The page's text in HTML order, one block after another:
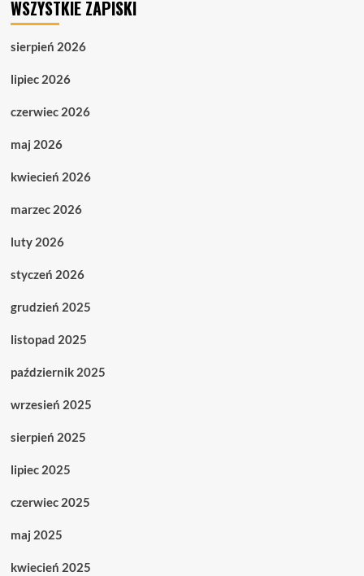
13.05.
WSZYSTKIE ZAPISKI
sierpień 2026
lipiec 2026
czerwiec 2026
maj 2026
kwiecień 2026
marzec 2026
luty 2026
styczeń 2026
grudzień 2025
listopad 2025
październik 2025
wrzesień 2025
sierpień 2025
lipiec 2025
czerwiec 2025
maj 2025
kwiecień 2025